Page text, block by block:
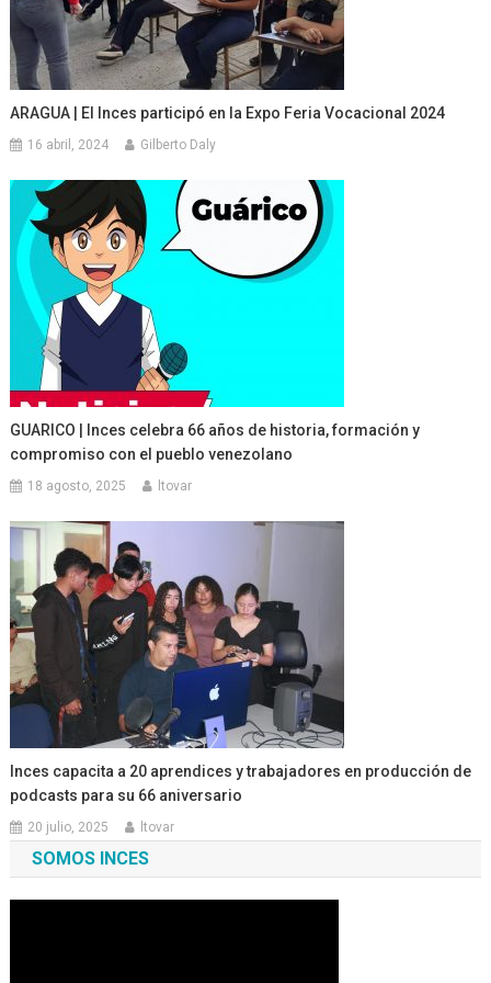
ARAGUA | El Inces participó en la Expo Feria Vocacional 2024
16 abril, 2024 Gilberto Daly
GUARICO | Inces celebra 66 años de historia, formación y
compromiso con el pueblo venezolano
18 agosto, 2025 ltovar
Inces capacita a 20 aprendices y trabajadores en producción de
podcasts para su 66 aniversario
20 julio, 2025 ltovar
SOMOS INCES